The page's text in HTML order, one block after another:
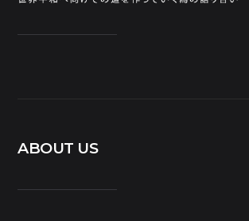
ABOUT US